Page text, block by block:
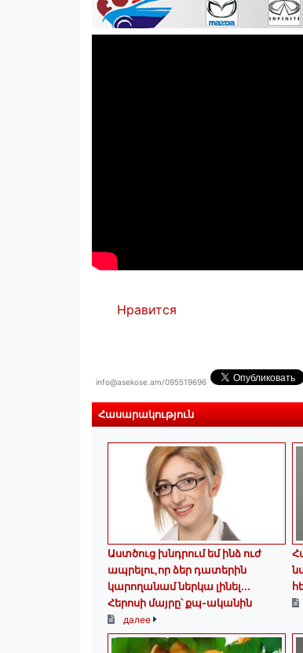
Нравится
info@asekose.am/095519696
Հասարակություն
Աստծուց խնդրում եմ ինձ ուժ
ապրելու,որ ձեր դատերին
կարողանամ ներկա լինել․․․
Հերոսի մայրը՝ քպ-ականին
далее